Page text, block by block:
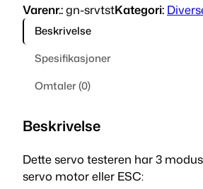
o
e
a
t
a
Varenr.:gn-srvtstKategori:
Beskrivelse
Spesifikasjoner
Omtaler (0)
Beskrivelse
Dette servo testeren har 3
servo motor eller ESC: